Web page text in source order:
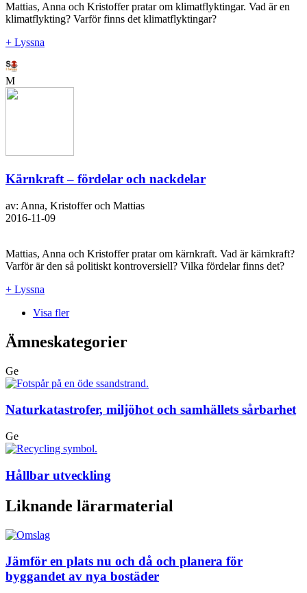
Mattias, Anna och Kristoffer pratar om klimatflyktingar. Vad är en
klimatflykting? Varför finns det klimatflyktingar?
+ Lyssna
M
Kärnkraft – fördelar och nackdelar
av: Anna, Kristoffer och Mattias
2016-11-09
Mattias, Anna och Kristoffer pratar om kärnkraft. Vad är kärnkraft?
Varför är den så politiskt kontroversiell? Vilka fördelar finns det?
+ Lyssna
Visa fler
Ämneskategorier
Ge
Naturkatastrofer, miljöhot och samhällets sårbarhet
Ge
Hållbar utveckling
Liknande lärarmaterial
Jämför en plats nu och då och planera för
byggandet av nya bostäder